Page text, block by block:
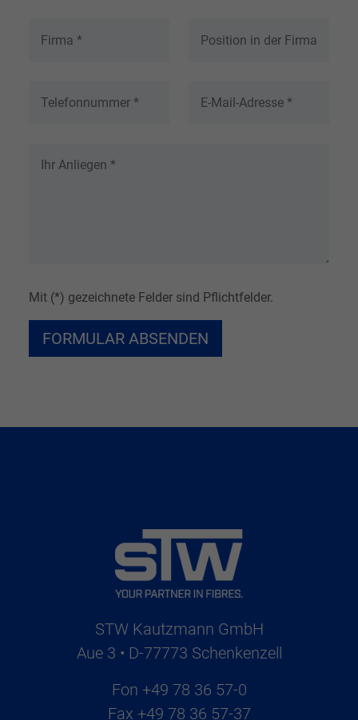
Mit (*) gezeichnete Felder sind Pflichtfelder.
STW Kautzmann GmbH
Aue 3 • D-77773 Schenkenzell
Fon +49 78 36 57-0
Fax +49 78 36 57-37